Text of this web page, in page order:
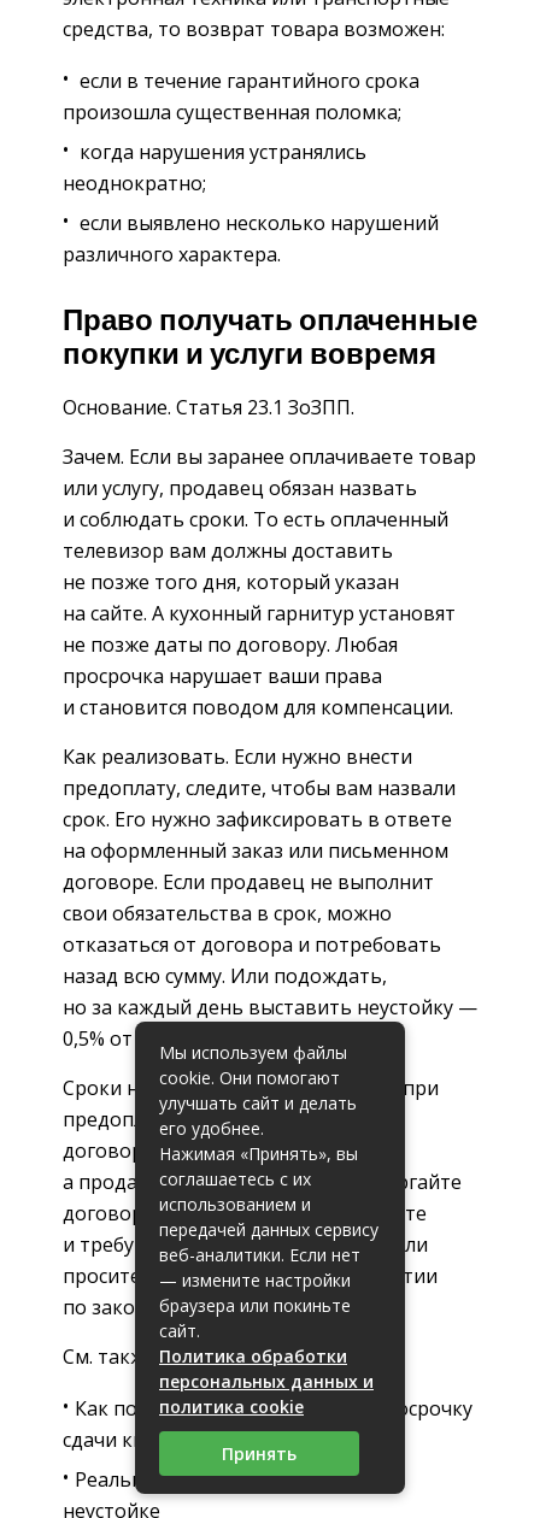
средства, то возврат товара возможен:
если в течение гарантийного срока
произошла существенная поломка;
когда нарушения устранялись
неоднократно;
если выявлено несколько нарушений
различного характера.
Право получать оплаченные
покупки и услуги вовремя
Основание. Статья 23.1 ЗоЗПП.
Зачем. Если вы заранее оплачиваете товар
или услугу, продавец обязан назвать
и соблюдать сроки. То есть оплаченный
телевизор вам должны доставить
не позже того дня, который указан
на сайте. А кухонный гарнитур установят
не позже даты по договору. Любая
просрочка нарушает ваши права
и становится поводом для компенсации.
Как реализовать. Если нужно внести
предоплату, следите, чтобы вам назвали
срок. Его нужно зафиксировать в ответе
на оформленный заказ или письменном
договоре. Если продавец не выполнит
свои обязательства в срок, можно
отказаться от договора и потребовать
назад всю сумму. Или подождать,
но за каждый день выставить неустойку —
0,5% от предоплаты.
Сроки нужно соблюдать не только при
предоплате, но и в случае с любым
договором. Если вы потребитель,
а продавец нарушает сроки, расторгайте
договор, заказывайте в другом месте
и требуйте возмещения расходов или
просите скидку: все это ваши гарантии
по закону.
См. также:
Как получить компенсацию за просрочку
сдачи квартиры
Реальная история о завышенной
неустойке
Мы используем файлы
cookie. Они помогают
улучшать сайт и делать
его удобнее.
Нажимая «Принять», вы
соглашаетесь с их
использованием и
передачей данных сервису
веб-аналитики. Если нет
— измените настройки
браузера или покиньте
сайт.
Политика обработки
персональных данных и
политика cookie
Принять